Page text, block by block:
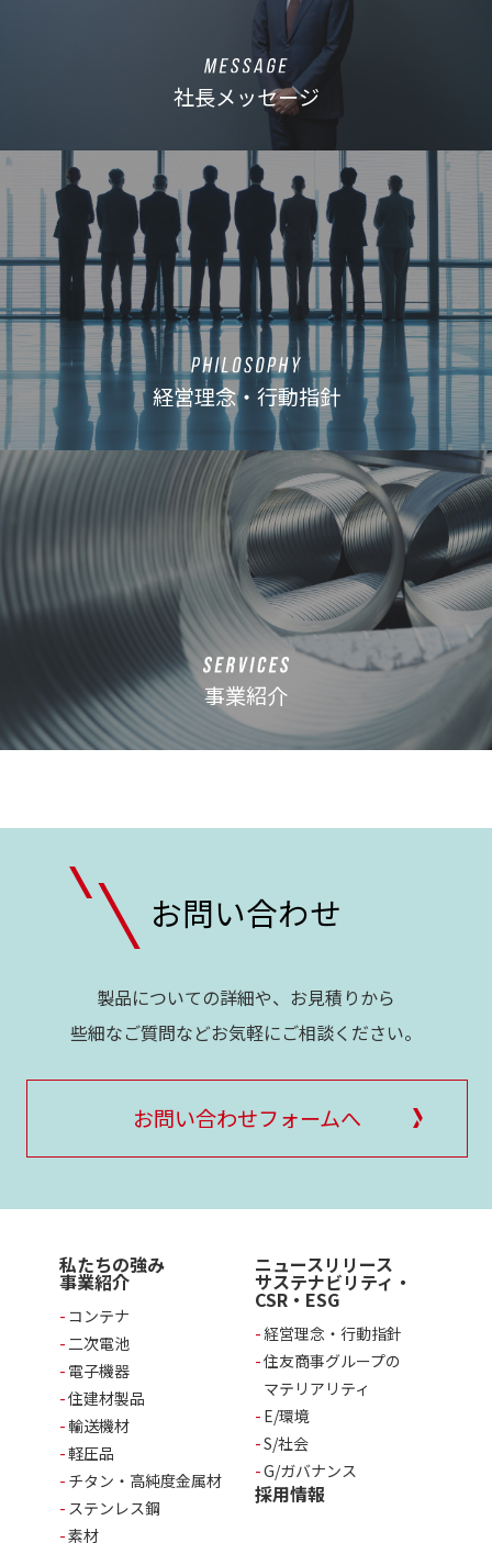
社長メッセージ
経営理念・行動指針
事業紹介
お問い合わせ
製品についての詳細や、お見積りから
些細なご質問などお気軽にご相談ください。
お問い合わせフォームへ
私たちの強み
事業紹介
コンテナ
二次電池
電子機器
住建材製品
輸送機材
軽圧品
チタン・高純度金属材
ステンレス鋼
素材
ニュースリリース
サステナビリティ・
CSR・ESG
経営理念・行動指針
住友商事グループの
マテリアリティ
E/環境
S/社会
G/ガバナンス
採用情報